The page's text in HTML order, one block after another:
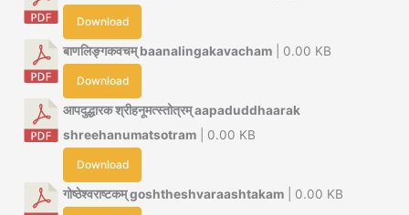
Download
बाणलिङ्गकवचम् baanalingakavacham | 0.00 KB
Download
आपदुद्धारक श्रीहनूमत्स्तोत्रम् aapaduddhaarak
shreehanumatsotram | 0.00 KB
Download
गोष्ठेश्वराष्टकम् goshtheshvaraashtakam | 0.00 KB